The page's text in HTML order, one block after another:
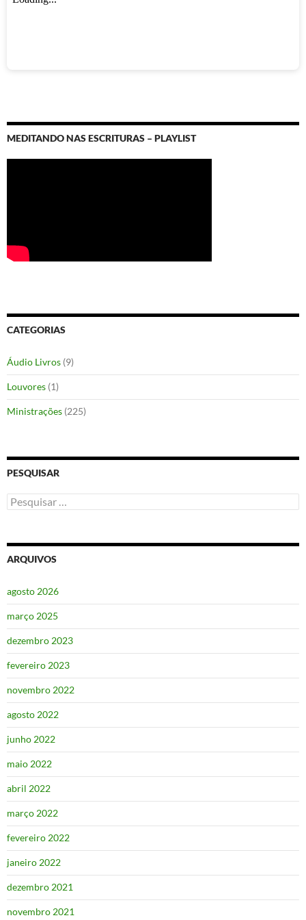
MEDITANDO NAS ESCRITURAS – PLAYLIST
CATEGORIAS
Áudio Livros (9)
Louvores (1)
Ministrações (225)
PESQUISAR
Pesquisar
por:
ARQUIVOS
agosto 2026
março 2025
dezembro 2023
fevereiro 2023
novembro 2022
agosto 2022
junho 2022
maio 2022
abril 2022
março 2022
fevereiro 2022
janeiro 2022
dezembro 2021
novembro 2021